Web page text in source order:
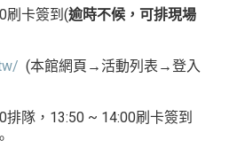
刷卡簽到(逾時不候，可排現場
(本館網頁→活動列表→登入
隊，13:50 ~ 14:00刷卡簽到